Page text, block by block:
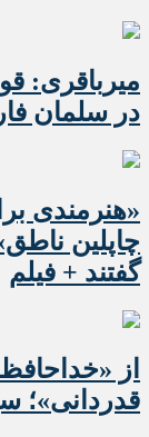
میرباقری:
در سلمان
«هنرمندی
چاپلین
گفتند + فیلم
از
قدردانی»؛